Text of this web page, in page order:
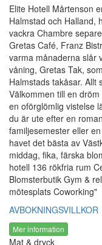
Elite Hotell Mårtenson
Halmstad och Halland,
vackra Chambre
Gretas Café, Franz
varma månaderna slår
våning, Gretas Tak,
Halmstads takåsar. Allt
Välkommen till en
en oförglömlig vistelse
du är ute efter en
familjesemester eller
havet det bästa av
middag, fika, färska
hotell 136 rökfria rum
Blomsterbutik Gym &
mötesplats Coworking"
AVBOKNINGSVILLKOR
Mer information
Mat & dryck